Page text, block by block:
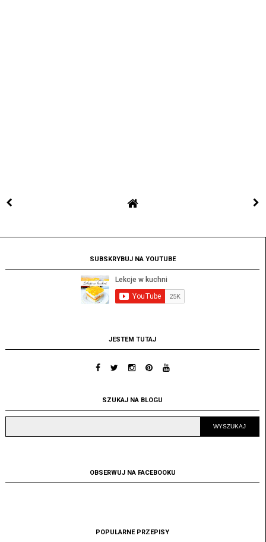
SUBSKRYBUJ NA YOUTUBE
JESTEM TUTAJ
SZUKAJ NA BLOGU
OBSERWUJ NA FACEBOOKU
POPULARNE PRZEPISY